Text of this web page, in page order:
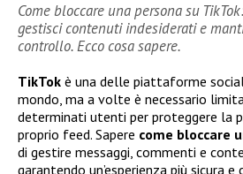
Come bloccare una persona su
gestisci contenuti indesiderati e
controllo. Ecco cosa sapere.
TikTok è una delle piattaforme
mondo, ma a volte è necessario
determinati utenti per proteggere la
proprio feed. Sapere come bloccare
di gestire messaggi, commenti e
garantendo un’esperienza più sicura